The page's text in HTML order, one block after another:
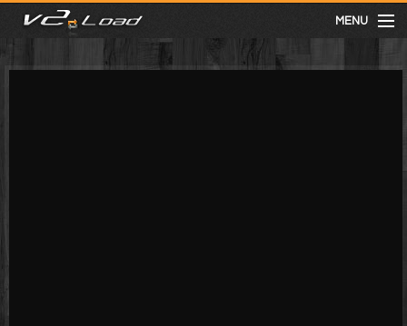
MENU
meist gesehen